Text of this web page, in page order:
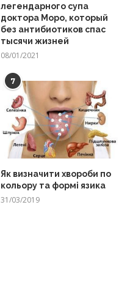
легендарного супа
доктора Моро, который
без антибиотиков спас
тысячи жизней
08/01/2021
7
Як визначити хвороби по
кольору та формі язика
31/03/2019